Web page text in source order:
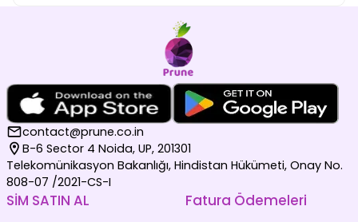
contact@prune.co.in
B-6 Sector 4 Noida, UP, 201301
Telekomünikasyon Bakanlığı, Hindistan Hükümeti, Onay No.
808-07 /2021-CS-I
SİM SATIN AL Fatura Ödemeleri